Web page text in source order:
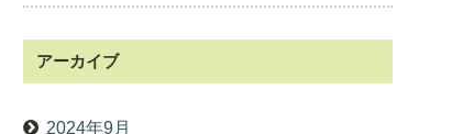
アーカイブ
2024年9月